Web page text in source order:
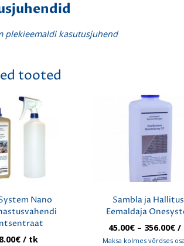
plekieemaldi kasutusjuhend
tooted
Nano
€/ tk
Sambla ja
Eemaldaja
45.00€ – 356.00€ /
Maksa kolmes võrdses